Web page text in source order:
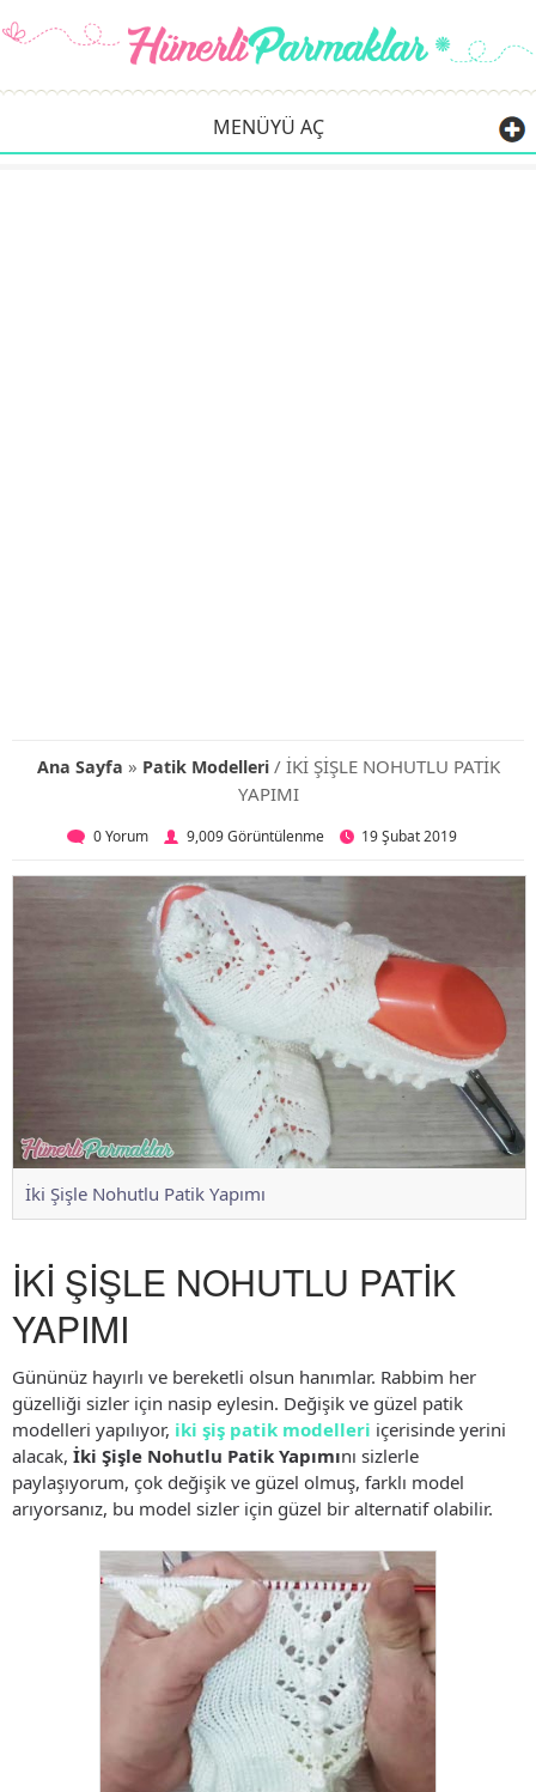
MENÜYÜ AÇ
Ana Sayfa » Patik Modelleri/ İKİ ŞİŞLE NOHUTLU PATİK
YAPIMI
0 Yorum 9,009 Görüntülenme 19 Şubat 2019
İki Şişle Nohutlu Patik Yapımı
İKİ ŞİŞLE NOHUTLU PATİK
YAPIMI
Gününüz hayırlı ve bereketli olsun hanımlar. Rabbim her
güzelliği sizler için nasip eylesin. Değişik ve güzel patik
modelleri yapılıyor, iki şiş patik modelleri içerisinde yerini
alacak, İki Şişle Nohutlu Patik Yapımını sizlerle
paylaşıyorum, çok değişik ve güzel olmuş, farklı model
arıyorsanız, bu model sizler için güzel bir alternatif olabilir.